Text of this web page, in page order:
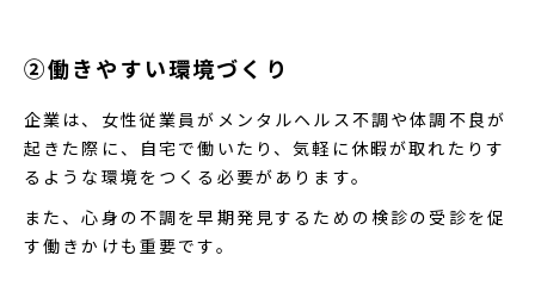
ついて8つ紹介します。
②働きやすい環境づくり
企業は、女性従業員がメンタルヘルス不調や体調不良が
起きた際に、自宅で働いたり、気軽に休暇が取れたりす
るような環境をつくる必要があります。
また、心身の不調を早期発見するための検診の受診を促
す働きかけも重要です。